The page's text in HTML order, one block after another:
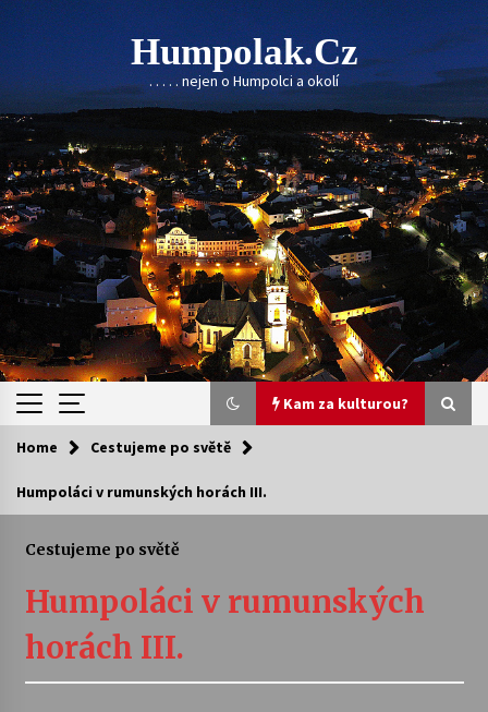
Skip
to
content
Humpolak.cz
. . . . . nejen o Humpolci a okolí
Kam za kulturou?
Kam za kulturou?
10. 8. 2026
Letní koncerty ve Stromovce: Ars Camerata a
Sukuba Ensemble
Home Cestujeme po světě
Humpoláci v rumunských horách III.
Cestujeme po světě
Humpoláci v rumunských
horách III.